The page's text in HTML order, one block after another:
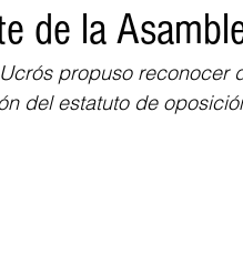
Mayores Economía
BIENESTAR AMBIENTAL
de la
propuso reconocer
del estatuto de